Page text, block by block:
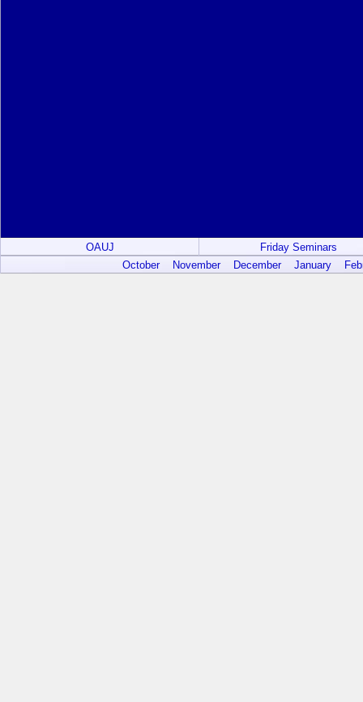
OAUJ
Friday Seminars
October
November December January